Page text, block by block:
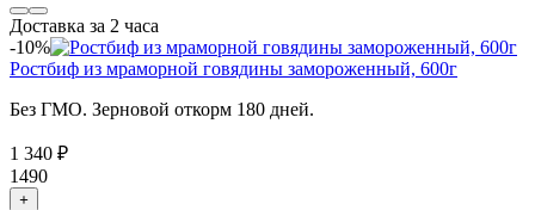
Доставка за 2 часа
-10%
Ростбиф из мраморной говядины замороженный, 600г
Без ГМО. Зерновой откорм 180 дней.
1 340 ₽
1490
+